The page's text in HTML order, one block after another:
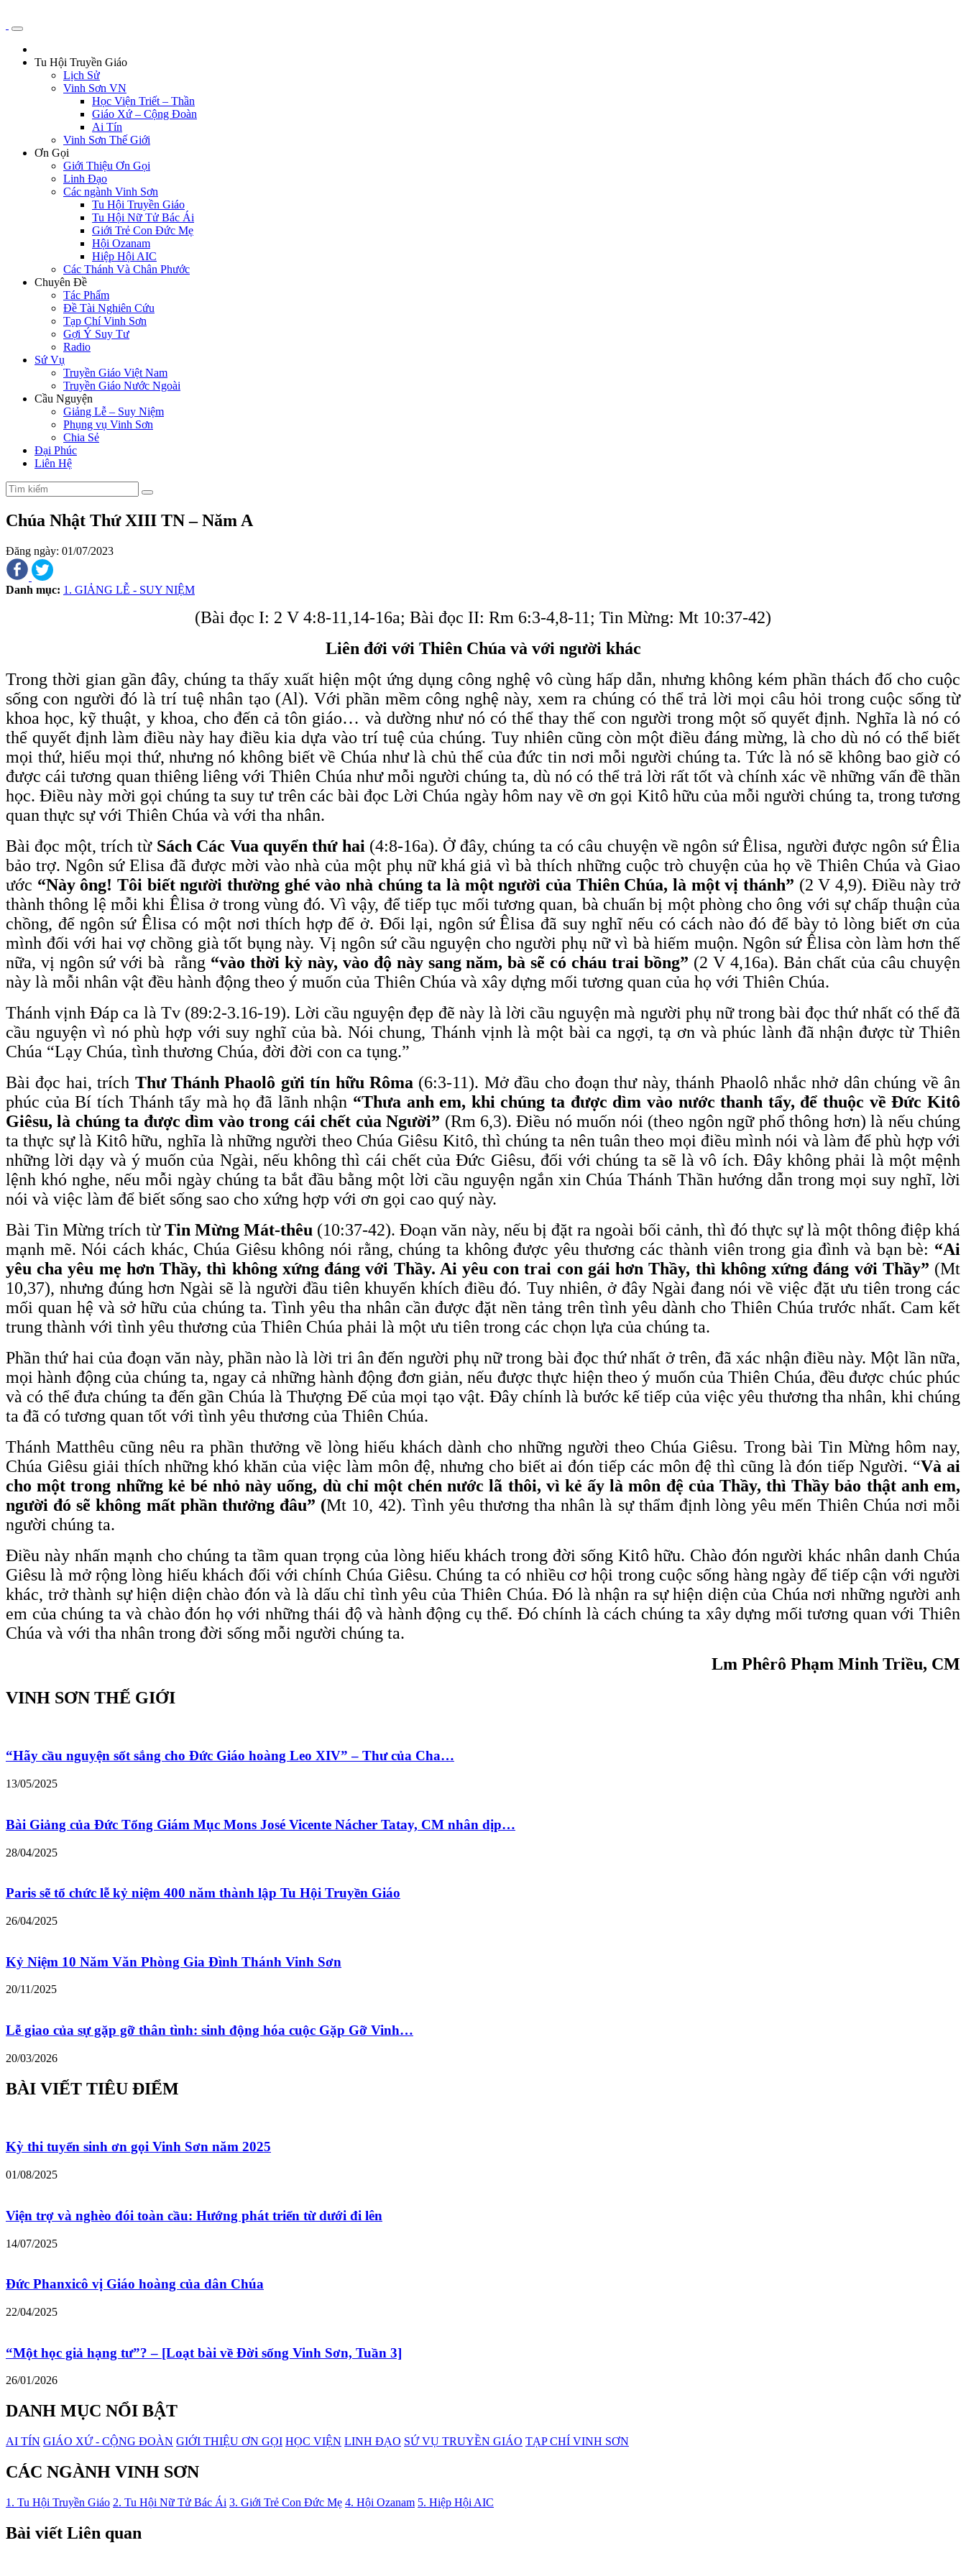
Tu Hội Truyền Giáo
Lịch Sử
Vinh Sơn VN
Học Viện Triết – Thần
Giáo Xứ – Cộng Đoàn
Ai Tín
Vinh Sơn Thế Giới
Ơn Gọi
Giới Thiệu Ơn Gọi
Linh Đạo
Các ngành Vinh Sơn
Tu Hội Truyền Giáo
Tu Hội Nữ Tử Bác Ái
Giới Trẻ Con Đức Mẹ
Hội Ozanam
Hiệp Hội AIC
Các Thánh Và Chân Phước
Chuyên Đề
Tác Phẩm
Đề Tài Nghiên Cứu
Tạp Chí Vinh Sơn
Gợi Ý Suy Tư
Radio
Sứ Vụ
Truyền Giáo Việt Nam
Truyền Giáo Nước Ngoài
Cầu Nguyện
Giảng Lễ – Suy Niệm
Phụng vụ Vinh Sơn
Chia Sẻ
Đại Phúc
Liên Hệ
Chúa Nhật Thứ XIII TN – Năm A
Đăng ngày: 01/07/2023
Danh mục: 1. GIẢNG LỄ - SUY NIỆM
(Bài đọc I: 2 V 4:8-11,14-16a; Bài đọc II: Rm 6:3-4,8-11; Tin Mừng: Mt 10:37-42)
Liên đới với Thiên Chúa và với người khác
Trong thời gian gần đây, chúng ta thấy xuất hiện một ứng dụng công nghệ vô cùng hấp dẫn, nhưng không kém phần thách đố cho cuộc
sống con người đó là trí tuệ nhân tạo (Al). Với phần mềm công nghệ này, xem ra chúng có thể trả lời mọi câu hỏi trong cuộc sống từ
khoa học, kỹ thuật, y khoa, cho đến cả tôn giáo… và dường như nó có thể thay thế con người trong một số quyết định. Nghĩa là nó có
thể quyết định làm điều này hay điều kia dựa vào trí tuệ của chúng. Tuy nhiên cũng còn một điều đáng mừng, là cho dù nó có thể biết
mọi thứ, hiểu mọi thứ, nhưng nó không biết về Chúa như là chủ thể của đức tin nơi mỗi người chúng ta. Tức là nó sẽ không bao giờ có
được cái tương quan thiêng liêng với Thiên Chúa như mỗi người chúng ta, dù nó có thể trả lời rất tốt và chính xác về những vấn đề thần
học. Điều này mời gọi chúng ta suy tư trên các bài đọc Lời Chúa ngày hôm nay về ơn gọi Kitô hữu của mỗi người chúng ta, trong tương
quan thực sự với Thiên Chúa và với tha nhân.
Bài đọc một, trích từ Sách Các Vua quyển thứ hai (4:8-16a). Ở đây, chúng ta có câu chuyện về ngôn sứ Êlisa, người được ngôn sứ Êlia
bảo trợ. Ngôn sứ Elisa đã được mời vào nhà của một phụ nữ khá giả vì bà thích những cuộc trò chuyện của họ về Thiên Chúa và Giao
ước “Này ông! Tôi biết người thường ghé vào nhà chúng ta là một người của Thiên Chúa, là một vị thánh” (2 V 4,9). Điều này trở
thành thông lệ mỗi khi Êlisa ở trong vùng đó. Vì vậy, để tiếp tục mối tương quan, bà chuẩn bị một phòng cho ông với sự chấp thuận của
chồng, để ngôn sứ Êlisa có một nơi thích hợp để ở. Đổi lại, ngôn sứ Êlisa đã suy nghĩ nếu có cách nào đó để bày tỏ lòng biết ơn của
mình đối với hai vợ chồng già tốt bụng này. Vị ngôn sứ cầu nguyện cho người phụ nữ vì bà hiếm muộn. Ngôn sứ Êlisa còn làm hơn thế
nữa, vị ngôn sứ với bà rằng “vào thời kỳ này, vào độ này sang năm, bà sẽ có cháu trai bồng” (2 V 4,16a). Bản chất của câu chuyện
này là mỗi nhân vật đều hành động theo ý muốn của Thiên Chúa và xây dựng mối tương quan của họ với Thiên Chúa.
Thánh vịnh Đáp ca là Tv (89:2-3.16-19). Lời cầu nguyện đẹp đẽ này là lời cầu nguyện mà người phụ nữ trong bài đọc thứ nhất có thể đã
cầu nguyện vì nó phù hợp với suy nghĩ của bà. Nói chung, Thánh vịnh là một bài ca ngợi, tạ ơn và phúc lành đã nhận được từ Thiên
Chúa “Lạy Chúa, tình thương Chúa, đời đời con ca tụng.”
Bài đọc hai, trích Thư Thánh Phaolô gửi tín hữu Rôma (6:3-11). Mở đầu cho đoạn thư này, thánh Phaolô nhắc nhở dân chúng về ân
phúc của Bí tích Thánh tẩy mà họ đã lãnh nhận “Thưa anh em, khi chúng ta được dìm vào nước thanh tẩy, để thuộc về Đức Kitô
Giêsu, là chúng ta được dìm vào trong cái chết của Người” (Rm 6,3). Điều nó muốn nói (theo ngôn ngữ phổ thông hơn) là nếu chúng
ta thực sự là Kitô hữu, nghĩa là những người theo Chúa Giêsu Kitô, thì chúng ta nên tuân theo mọi điều mình nói và làm để phù hợp với
những lời dạy và ý muốn của Ngài, nếu không thì cái chết của Đức Giêsu, đối với chúng ta sẽ là vô ích. Đây không phải là một mệnh
lệnh khó nghe, nếu mỗi ngày chúng ta bắt đầu bằng một lời cầu nguyện ngắn xin Chúa Thánh Thần hướng dẫn trong mọi suy nghĩ, lời
nói và việc làm để biết sống sao cho xứng hợp với ơn gọi cao quý này.
Bài Tin Mừng trích từTin Mừng Mát-thêu (10:37-42). Đoạn văn này, nếu bị đặt ra ngoài bối cảnh, thì đó thực sự là một thông điệp khá
mạnh mẽ. Nói cách khác, Chúa Giêsu không nói rằng, chúng ta không được yêu thương các thành viên trong gia đình và bạn bè: “Ai
yêu cha yêu mẹ hơn Thầy, thì không xứng đáng với Thầy. Ai yêu con trai con gái hơn Thầy, thì không xứng đáng với Thầy” (Mt
10,37), nhưng đúng hơn Ngài sẽ là người đầu tiên khuyến khích điều đó. Tuy nhiên, ở đây Ngài đang nói về việc đặt ưu tiên trong các
mối quan hệ và sở hữu của chúng ta. Tình yêu tha nhân cần được đặt nền tảng trên tình yêu dành cho Thiên Chúa trước nhất. Cam kết
trung thành với tình yêu thương của Thiên Chúa phải là một ưu tiên trong các chọn lựa của chúng ta.
Phần thứ hai của đoạn văn này, phần nào là lời tri ân đến người phụ nữ trong bài đọc thứ nhất ở trên, đã xác nhận điều này. Một lần nữa,
mọi hành động của chúng ta, ngay cả những hành động đơn giản, nếu được thực hiện theo ý muốn của Thiên Chúa, đều được chúc phúc
và có thể đưa chúng ta đến gần Chúa là Thượng Đế của mọi tạo vật. Đây chính là bước kế tiếp của việc yêu thương tha nhân, khi chúng
ta đã có tương quan tốt với tình yêu thương của Thiên Chúa.
Thánh Matthêu cũng nêu ra phần thưởng về lòng hiếu khách dành cho những người theo Chúa Giêsu. Trong bài Tin Mừng hôm nay,
Chúa Giêsu giải thích những khó khăn của việc làm môn đệ, nhưng cho biết ai đón tiếp các môn đệ thì cũng là đón tiếp Người. “Và ai
cho một trong những kẻ bé nhỏ này uống, dù chỉ một chén nước lã thôi, vì kẻ ấy là môn đệ của Thầy, thì Thầy bảo thật anh em,
người đó sẽ không mất phần thưởng đâu” (Mt 10, 42). Tình yêu thương tha nhân là sự thẩm định lòng yêu mến Thiên Chúa nơi mỗi
người chúng ta.
Điều này nhấn mạnh cho chúng ta tầm quan trọng của lòng hiếu khách trong đời sống Kitô hữu. Chào đón người khác nhân danh Chúa
Giêsu là mở rộng lòng hiếu khách đối với chính Chúa Giêsu. Chúng ta có nhiều cơ hội trong cuộc sống hàng ngày để tiếp cận với người
khác, trở thành sự hiện diện chào đón và là dấu chỉ tình yêu của Thiên Chúa. Đó là nhận ra sự hiện diện của Chúa nơi những người anh
em của chúng ta và chào đón họ với những thái độ và hành động cụ thể. Đó chính là cách chúng ta xây dựng mối tương quan với Thiên
Chúa và với tha nhân trong đời sống mỗi người chúng ta.
Lm Phêrô Phạm Minh Triều, CM
VINH SƠN THẾ GIỚI
“Hãy cầu nguyện sốt sắng cho Đức Giáo hoàng Leo XIV” – Thư của Cha…
13/05/2025
Bài Giảng của Đức Tổng Giám Mục Mons José Vicente Nácher Tatay, CM nhân dịp…
28/04/2025
Paris sẽ tổ chức lễ kỷ niệm 400 năm thành lập Tu Hội Truyền Giáo
26/04/2025
Kỷ Niệm 10 Năm Văn Phòng Gia Đình Thánh Vinh Sơn
20/11/2025
Lễ giao của sự gặp gỡ thân tình: sinh động hóa cuộc Gặp Gỡ Vinh…
20/03/2026
BÀI VIẾT TIÊU ĐIỂM
Kỳ thi tuyển sinh ơn gọi Vinh Sơn năm 2025
01/08/2025
Viện trợ và nghèo đói toàn cầu: Hướng phát triển từ dưới đi lên
14/07/2025
Đức Phanxicô vị Giáo hoàng của dân Chúa
22/04/2025
“Một học giả hạng tư”? – [Loạt bài về Đời sống Vinh Sơn, Tuần 3]
26/01/2026
DANH MỤC NỔI BẬT
AI TÍN GIÁO XỨ - CỘNG ĐOÀN GIỚI THIỆU ƠN GỌI HỌC VIỆN LINH ĐẠO SỨ VỤ TRUYỀN GIÁO TẠP CHÍ VINH SƠN
CÁC NGÀNH VINH SƠN
1. Tu Hội Truyền Giáo 2. Tu Hội Nữ Tử Bác Ái 3. Giới Trẻ Con Đức Mẹ 4. Hội Ozanam 5. Hiệp Hội AIC
Bài viết Liên quan